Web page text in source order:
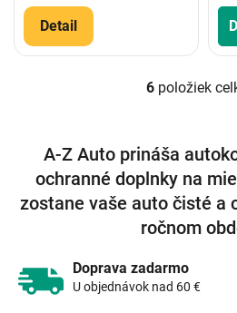
Detail
O
á
d
a
c
i
e
6položiek
A-Z Auto prináša
ochranné doplnky na
zostane vaše auto čisté a
ročnom
Doprava zadarmo
U objednávok nad 60 €